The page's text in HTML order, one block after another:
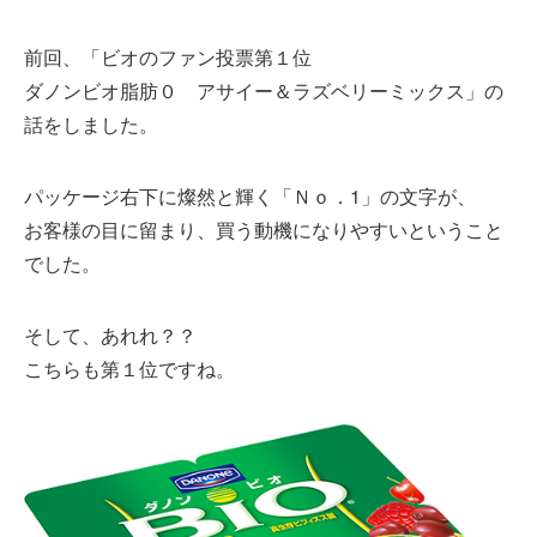
前回、「 ビオのファン投票第１位
ダノンビオ脂肪０ アサイー＆ラズベリーミックス」の
話をしました。
パッケージ右下に燦然と輝く「Ｎｏ．1」の文字が、
お客様の目に留まり、買う動機になりやすいということ
でした。
そして、あれれ？？
こちらも第１位ですね。